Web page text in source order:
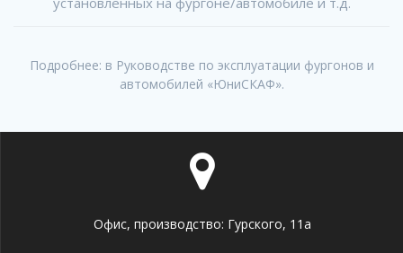
Подробнее: в Руководстве по эксплуатации фургонов и
автомобилей «ЮниСКАФ».
Офис, производство: Гурского, 11а